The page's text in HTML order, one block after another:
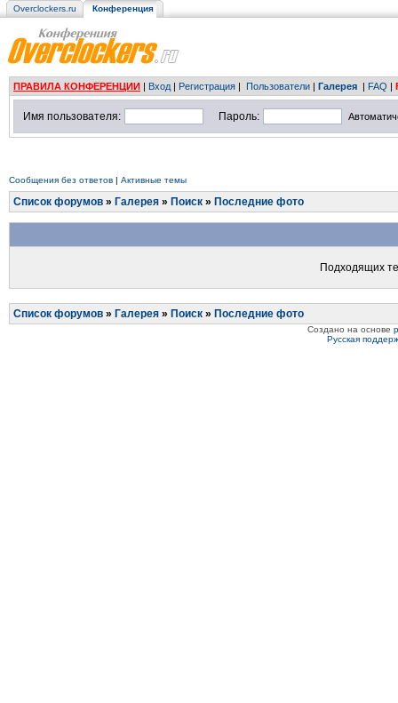
Overclockers.ru Конференция
ПРАВИЛА КОНФЕРЕНЦИИ | Вход | Регистрация | Пользователи | Галерея | FAQ |
Имя пользователя: Пароль:
Сообщения без ответов | Активные темы
Список форумов » Галерея » Поиск » Последние фото
Подходящих
Список форумов » Галерея » Поиск » Последние фото
Создано на основе
Русская